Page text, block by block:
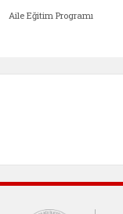
Aile Eğitim Programı